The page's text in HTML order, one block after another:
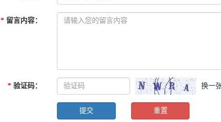
* 留言内容：
* 验证码： 换一